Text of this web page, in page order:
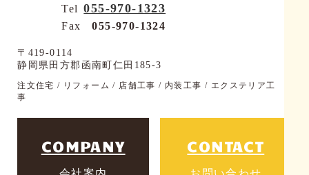
Tel 055-970-1323
Fax 055-970-1324
〒419-0114
静岡県田方郡函南町仁田185-3
注文住宅 / リフォーム / 店舗工事 / 内装工事 / エクステリア工
事
COMPANY CONTACT